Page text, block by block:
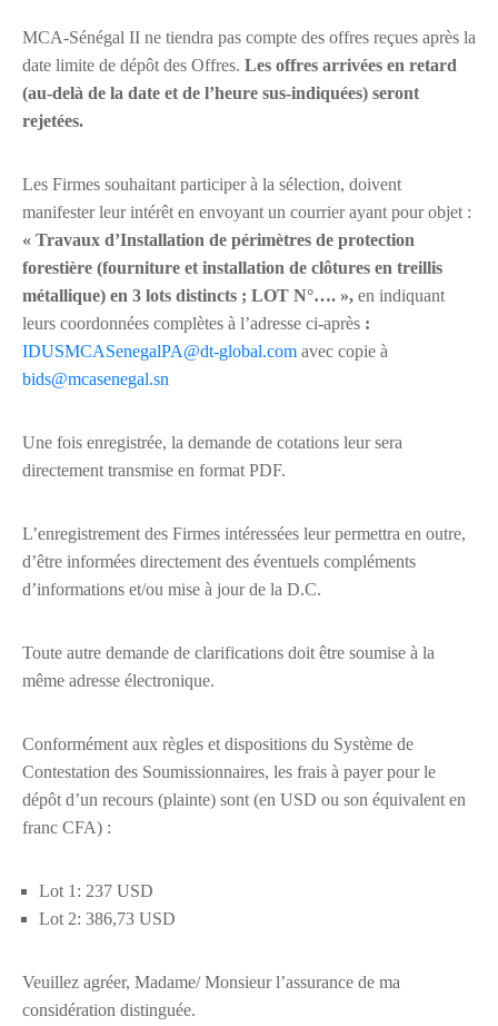
MCA-Sénégal II ne tiendra pas compte des offres reçues après la
date limite de dépôt des Offres. Les offres arrivées en retard
(au-delà de la date et de l’heure sus-indiquées) seront
rejetées.
Les Firmes souhaitant participer à la sélection, doivent
manifester leur intérêt en envoyant un courrier ayant pour objet :
« Travaux d’Installation de périmètres de protection
forestière (fourniture et installation de clôtures en treillis
métallique) en 3 lots distincts ; LOT N°…. », en indiquant
leurs coordonnées complètes à l’adresse ci-après :
IDUSMCASenegalPA@dt-global.com avec copie à
bids@mcasenegal.sn
Une fois enregistrée, la demande de cotations leur sera
directement transmise en format PDF.
L’enregistrement des Firmes intéressées leur permettra en outre,
d’être informées directement des éventuels compléments
d’informations et/ou mise à jour de la D.C.
Toute autre demande de clarifications doit être soumise à la
même adresse électronique.
Conformément aux règles et dispositions du Système de
Contestation des Soumissionnaires, les frais à payer pour le
dépôt d’un recours (plainte) sont (en USD ou son équivalent en
franc CFA) :
Lot 1: 237 USD
Lot 2: 386,73 USD
Veuillez agréer, Madame/ Monsieur l’assurance de ma
considération distinguée.